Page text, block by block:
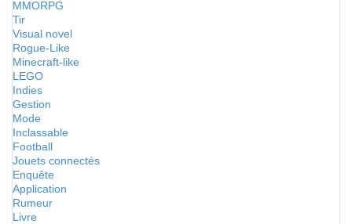
MMORPG
Tir
Visual novel
Rogue-Like
Minecraft-like
LEGO
Indies
Gestion
Mode
Inclassable
Football
Jouets connectés
Enquête
Application
Rumeur
Livre